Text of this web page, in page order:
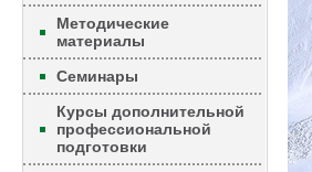
Методические
материалы
Семинары
Курсы дополнительной
профессиональной
подготовки